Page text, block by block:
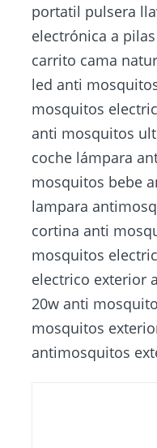
portatil pulsera
electrónica a
carrito cama
led anti
mosquitos
anti mosquitos
coche lámpara
mosquitos bebe
lampara
cortina anti
mosquitos
electrico exterior
20w anti
mosquitos
antimosquitos